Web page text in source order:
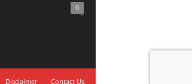
0
Disclaimer Contact Us